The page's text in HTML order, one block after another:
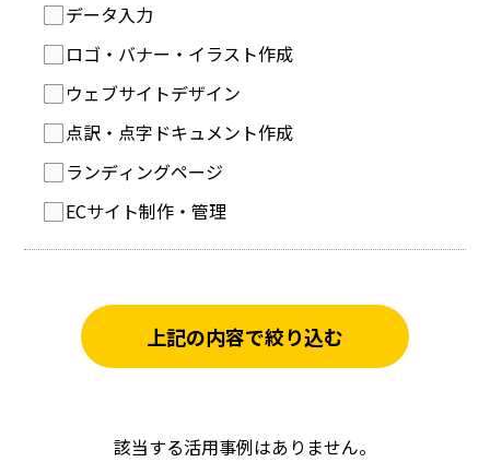
データ入力
ロゴ・バナー・イラスト作成
ウェブサイトデザイン
点訳・点字ドキュメント作成
ランディングページ
ECサイト制作・管理
上記の内容で絞り込む
該当する活用事例はありません。